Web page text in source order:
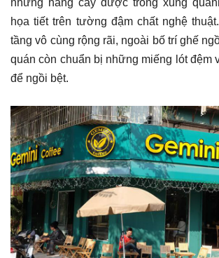
họa tiết trên tường đậm chất nghệ
tầng vô cùng rộng rãi, ngoài bố trí ghế
quán còn chuẩn bị những miếng lót đệm
để ngồi bệt.